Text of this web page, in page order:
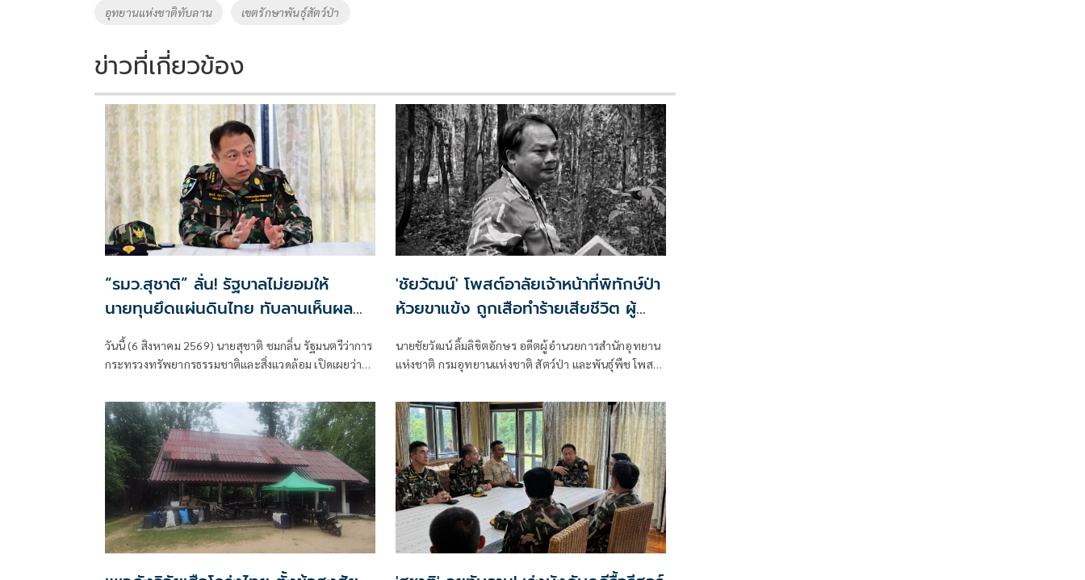
k k
อุทยานแห่งชาติทับลาน เขตรักษาพันธุ์สัตว์ป่า
ข่าวที่เกี่ยวข้อง
“รมว.สุชาติ” ลั่น! รัฐบาลไม่ยอมให้
นายทุนยึดแผ่นดินไทย ทับลานเห็นผล
แล้ว “สตาร์เวลล์ การ์เด้นโฮม” รื้อเอง
คืบ 40% เตือนผู้ฝ่าฝืนเจอมาตรการทาง
วันนี้ (6 สิงหาคม 2569) นายสุชาติ ชมกลิ่น รัฐมนตรีว่าการ
กระทรวงทรัพยากรธรรมชาติและสิ่งแวดล้อม เปิดเผยว่า
จังหวัดนครราชสีมา
'ชัยวัฒน์' โพสต์อาลัยเจ้าหน้าที่พิทักษ์ป่า
ห้วยขาแข้ง ถูกเสือทำร้ายเสียชีวิต ผู้
อุทิศตนปกป้องผืนป่ามรดกโลก
นายชัยวัฒน์ ลิ้มลิขิตอักษร อดีตผู้อำนวยการสำนักอุทยาน
แห่งชาติ กรมอุทยานแห่งชาติ สัตว์ป่า และพันธุ์พืช โพสต์
ใหญ่..ห้วยขาแข้งวันนี้ เงียบงันลงด้วยความโศกเศร้า เมื่อ
ต้องสูญเสียบุคลากรผู้เสียสละอย่างไม่มีวันกลับ..